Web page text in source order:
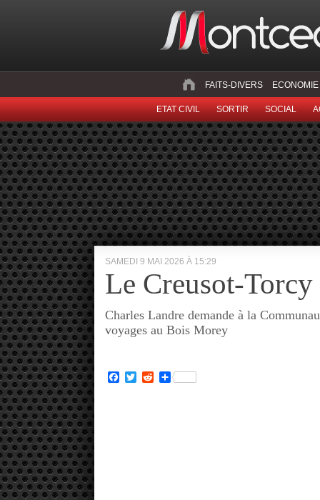
FAITS-DIVERS ECONOMIE
ETAT CIVIL SORTIR SOCIAL
SAMEDI 9 MAI 2026 À 15:29
Le Creusot-Torcy
Charles Landre demande à la
voyages au Bois Morey
Facebook
TwitterRedditPartager